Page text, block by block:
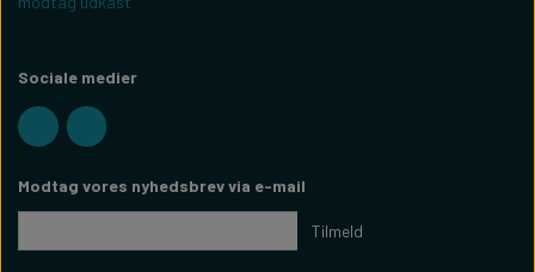
Sociale medier
Modtag vores nyhedsbrev via e-mail
Tilmeld